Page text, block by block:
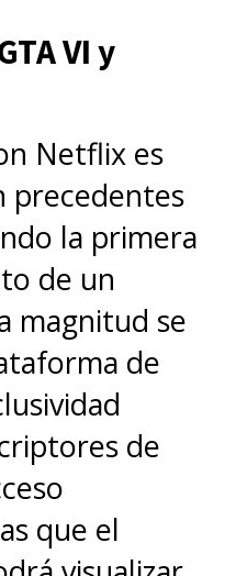
VI y
Netflix es
precedentes
la primera
de un
magnitud se
de
de
que el